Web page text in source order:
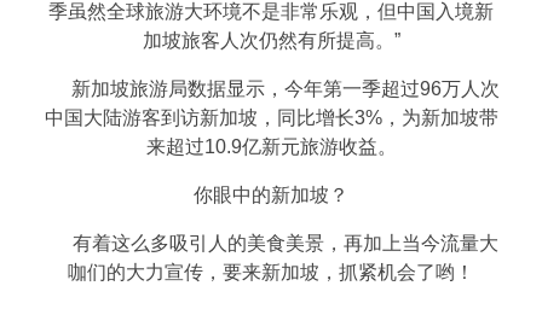
季虽然全球旅游大环境不是非常乐观，但中国入境新
加坡旅客人次仍然有所提高。”
新加坡旅游局数据显示，今年第一季超过96万人次
中国大陆游客到访新加坡，同比增长3%，为新加坡带
来超过10.9亿新元旅游收益。
你眼中的新加坡？
有着这么多吸引人的美食美景，再加上当今流量大
咖们的大力宣传，要来新加坡，抓紧机会了哟！